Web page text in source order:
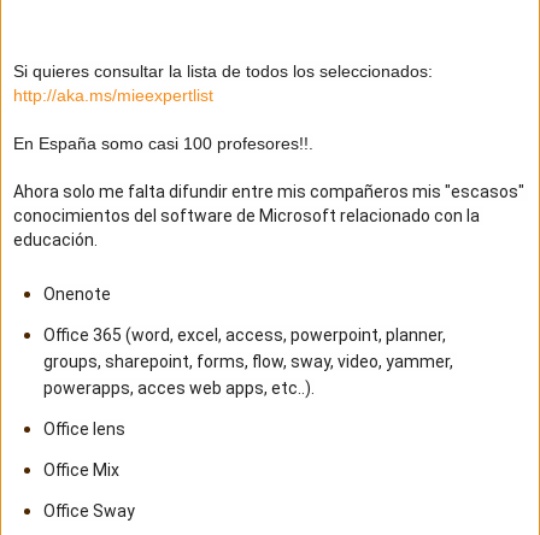
Si quieres consultar la lista de todos los seleccionados:
http://aka.ms/mieexpertlist
En España somo casi 100 profesores!!.
Ahora solo me falta difundir entre mis compañeros mis "escasos"
conocimientos del software de Microsoft relacionado con la
educación.
Onenote
Office 365 (word, excel, access, powerpoint, planner,
groups, sharepoint, forms, flow, sway, video, yammer,
powerapps, acces web apps, etc..).
Office lens
Office Mix
Office Sway